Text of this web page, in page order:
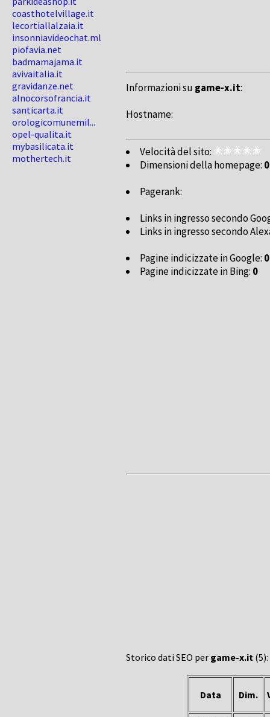
coasthotelvillage.it
lecortiallalzaia.it
insonniavideochat.ml
piofavia.net
badmamajama.it
avivaitalia.it
gravidanze.net
alnocorsofrancia.it
santicarta.it
orologicomunemil...
opel-qualita.it
mybasilicata.it
mothertech.it
Informazioni su game-x.it:
Hostname:
Velocità del sito:
Dimensioni della homepage: 0
Pagerank:
Links in ingresso secondo
Links in ingresso secondo
Pagine indicizzate in Google: 0
Pagine indicizzate in Bing: 0
Storico dati SEO per game-x.it (5):
Data Dim.